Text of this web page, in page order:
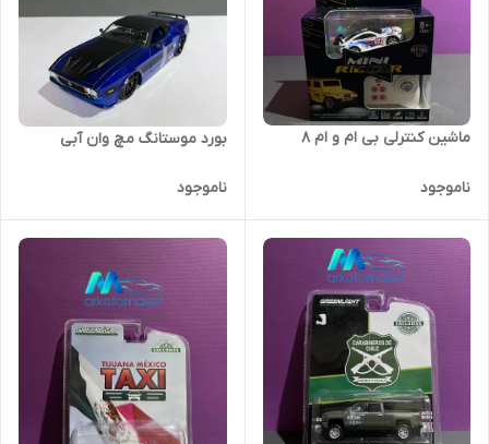
ماشین کنترلی بی ام و ام ۸
ناموجود
بورد موستانگ مچ وان آبی
ناموجود